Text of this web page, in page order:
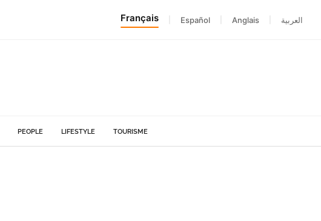
Français Español Anglais العربية
PEOPLE LIFESTYLE TOURISME